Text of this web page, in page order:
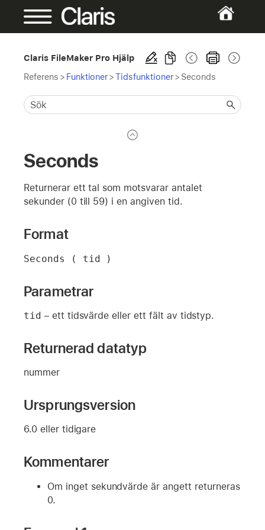
Claris FileMaker Pro Hjälp
Referens > Funktioner>Tidsfunktioner> Seconds
Seconds
Returnerar ett tal som motsvarar antalet
sekunder (0 till 59) i en angiven tid.
Format
Seconds ( tid )
Parametrar
tid – ett tidsvärde eller ett fält av tidstyp.
Returnerad datatyp
nummer
Ursprungsversion
6.0 eller tidigare
Kommentarer
Om inget sekundvärde är angett returneras
0.